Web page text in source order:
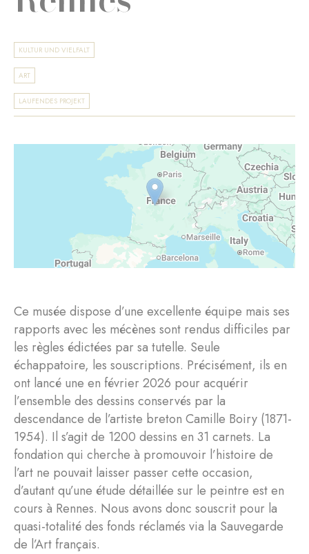
KULTUR UND VIELFALT
ART
LAUFENDES PROJEKT
Ce musée dispose d’une excellente équipe mais ses
rapports avec les mécènes sont rendus difficiles par
les règles édictées par sa tutelle. Seule
échappatoire, les souscriptions. Précisément, ils en
ont lancé une en février 2026 pour acquérir
l’ensemble des dessins conservés par la
descendance de l’artiste breton Camille Boiry (1871-
1954). Il s’agit de 1200 dessins en 31 carnets. La
fondation qui cherche à promouvoir l’histoire de
l’art ne pouvait laisser passer cette occasion,
d’autant qu’une étude détaillée sur le peintre est en
cours à Rennes. Nous avons donc souscrit pour la
quasi-totalité des fonds réclamés via la Sauvegarde
de l’Art français.